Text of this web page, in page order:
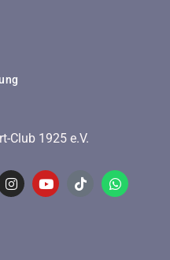
Club 1925 e.V.